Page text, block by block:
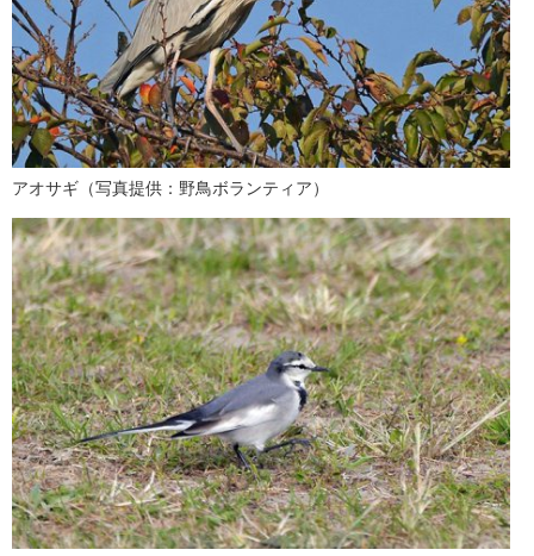
アオサギ（写真提供：野鳥ボランティア）